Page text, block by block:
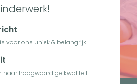
voor ons uniek & belangrijk
naar hoogwaardige kwaliteit